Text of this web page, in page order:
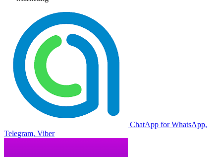
ChatApp for WhatsApp,
Telegram, Viber